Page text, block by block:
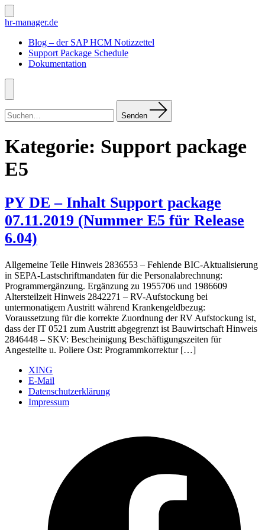
Zum
Inhalt
Suche
ein-/ausblenden
hr-manager.de
Blog – der SAP HCM Notizzettel
Support Package Schedule
Dokumentation
Menü
nach:
Senden
Kategorie: Support package
E5
PY DE – Inhalt Support package
07.11.2019 (Nummer E5 für Release
6.04)
Allgemeine Teile Hinweis 2836553 – Fehlende BIC-Aktualisierung
in SEPA-Lastschriftmandaten für die Personalabrechnung:
Programmergänzung. Ergänzung zu 1955706 und 1986609
Altersteilzeit Hinweis 2842271 – RV-Aufstockung bei
untermonatigem Austritt während Krankengeldbezug:
Voraussetzung für die korrekte Zuordnung der RV Aufstockung ist,
dass der IT 0521 zum Austritt abgegrenzt ist Bauwirtschaft Hinweis
2846448 – SKV: Bescheinigung Beschäftigungszeiten für
Angestellte u. Poliere Ost: Programmkorrektur […]
XING
E-Mail
Datenschutzerklärung
Impressum